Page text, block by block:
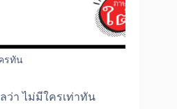
รทัน
ว่า ไม่มีใครเท่าทัน